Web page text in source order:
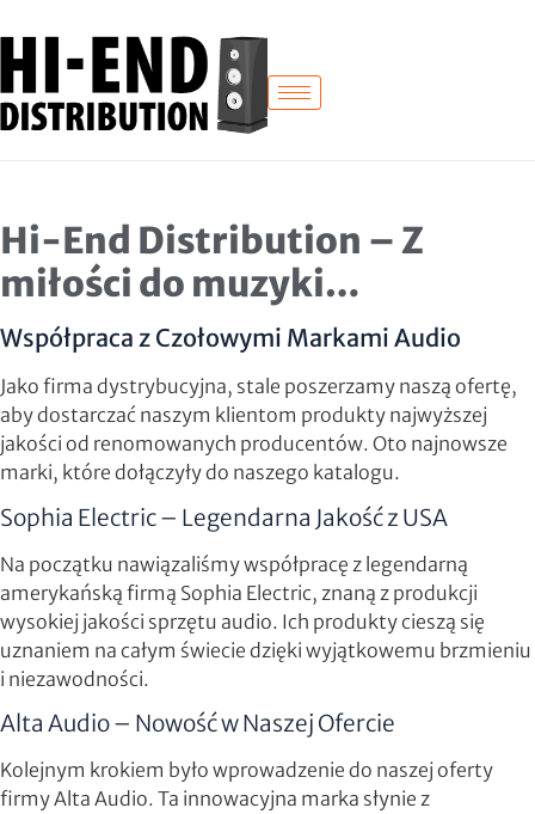
Hi-End Distribution – Z
miłości do muzyki…
Współpraca z Czołowymi Markami Audio
Jako firma dystrybucyjna, stale poszerzamy naszą ofertę,
aby dostarczać naszym klientom produkty najwyższej
jakości od renomowanych producentów. Oto najnowsze
marki, które dołączyły do naszego katalogu.
Sophia Electric – Legendarna Jakość z USA
Na początku nawiązaliśmy współpracę z legendarną
amerykańską firmą Sophia Electric, znaną z produkcji
wysokiej jakości sprzętu audio. Ich produkty cieszą się
uznaniem na całym świecie dzięki wyjątkowemu brzmieniu
i niezawodności.
Alta Audio – Nowość w Naszej Ofercie
Kolejnym krokiem było wprowadzenie do naszej oferty
firmy Alta Audio. Ta innowacyjna marka słynie z